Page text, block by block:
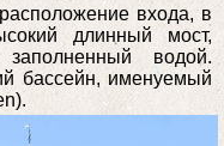
входа, в
длинный мост,
водой.
бассейн, именуемый